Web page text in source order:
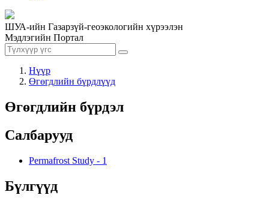
ШУА-ийн Газарзүй-геоэкологийн хүрээлэн
Мэдлэгийн Портал
Нүүр
Өгөгдлийн бүрдлүүд
Өгөгдлийн бүрдэл
Салбарууд
Permafrost Study - 1
Бүлгүүд